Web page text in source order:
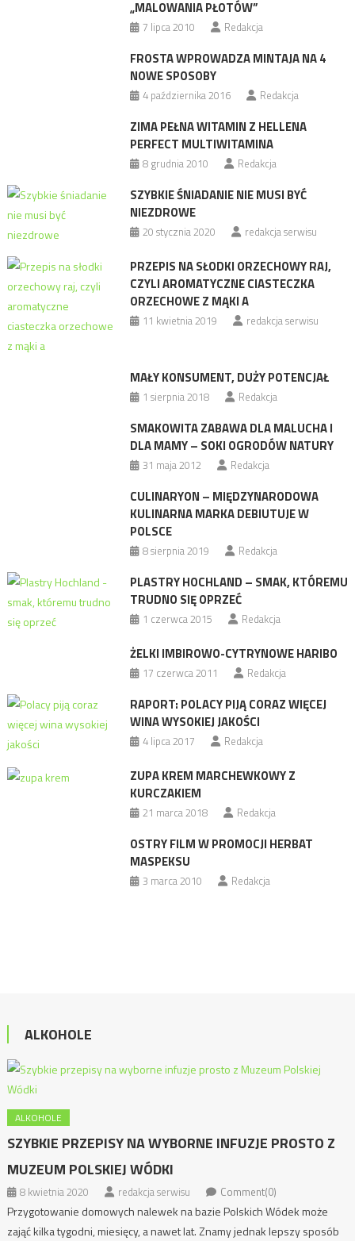
„MALOWANIA PŁOTÓW”
7 lipca 2010 Redakcja
FROSTA WPROWADZA MINTAJA NA 4
NOWE SPOSOBY
4 października 2016 Redakcja
ZIMA PEŁNA WITAMIN Z HELLENA
PERFECT MULTIWITAMINA
8 grudnia 2010 Redakcja
SZYBKIE ŚNIADANIE NIE MUSI BYĆ
NIEZDROWE
20 stycznia 2020 redakcja serwisu
PRZEPIS NA SŁODKI ORZECHOWY RAJ,
CZYLI AROMATYCZNE CIASTECZKA
ORZECHOWE Z MĄKI A
11 kwietnia 2019 redakcja serwisu
MAŁY KONSUMENT, DUŻY POTENCJAŁ
1 sierpnia 2018 Redakcja
SMAKOWITA ZABAWA DLA MALUCHA I
DLA MAMY – SOKI OGRODÓW NATURY
31 maja 2012 Redakcja
CULINARYON – MIĘDZYNARODOWA
KULINARNA MARKA DEBIUTUJE W
POLSCE
8 sierpnia 2019 Redakcja
PLASTRY HOCHLAND – SMAK, KTÓREMU
TRUDNO SIĘ OPRZEĆ
1 czerwca 2015 Redakcja
ŻELKI IMBIROWO-CYTRYNOWE HARIBO
17 czerwca 2011 Redakcja
RAPORT: POLACY PIJĄ CORAZ WIĘCEJ
WINA WYSOKIEJ JAKOŚCI
4 lipca 2017 Redakcja
ZUPA KREM MARCHEWKOWY Z
KURCZAKIEM
21 marca 2018 Redakcja
OSTRY FILM W PROMOCJI HERBAT
MASPEKSU
3 marca 2010 Redakcja
ALKOHOLE
ALKOHOLE
SZYBKIE PRZEPISY NA WYBORNE INFUZJE PROSTO Z
MUZEUM POLSKIEJ WÓDKI
8 kwietnia 2020 redakcja serwisu Comment(0)
Przygotowanie domowych nalewek na bazie Polskich Wódek może
zająć kilka tygodni, miesięcy, a nawet lat. Znamy jednak lepszy sposób